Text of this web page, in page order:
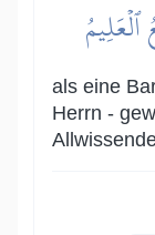
als eine
Herrn -